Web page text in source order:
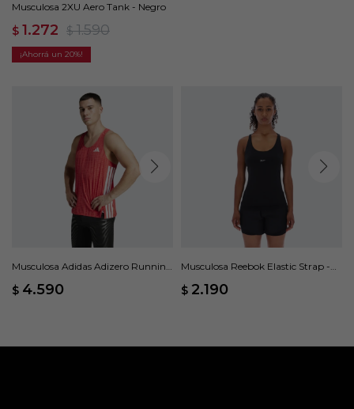
Musculosa 2XU Aero Tank - Negro
$ 1.272 $ 1.590
20
Musculosa Adidas Adizero Running
$ 4.590
Musculosa Reebok Elastic Strap -
$ 2.190